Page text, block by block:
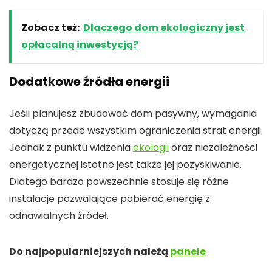
Zobacz też: Dlaczego dom ekologiczny jest
opłacalną inwestycją?
Dodatkowe źródła energii
Jeśli planujesz zbudować dom pasywny, wymagania
dotyczą przede wszystkim ograniczenia strat energii.
Jednak z punktu widzeniaekologiioraz niezależności
energetycznej istotne jest także jej pozyskiwanie.
Dlatego bardzo powszechnie stosuje się różne
instalacje pozwalające pobierać energię z
odnawialnych źródeł.
Do najpopularniejszych należą panele